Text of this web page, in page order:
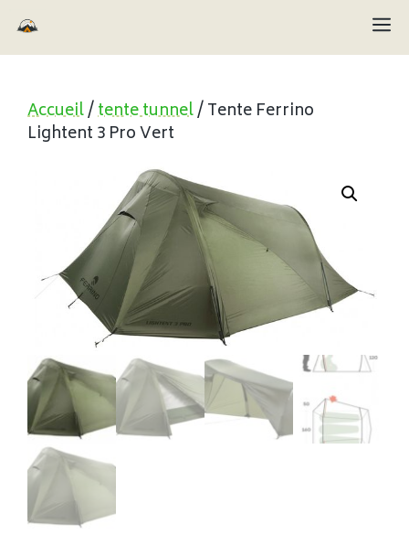
au
contenu
Accueil/tente tunnel/ Tente Ferrino
Lightent 3 Pro Vert